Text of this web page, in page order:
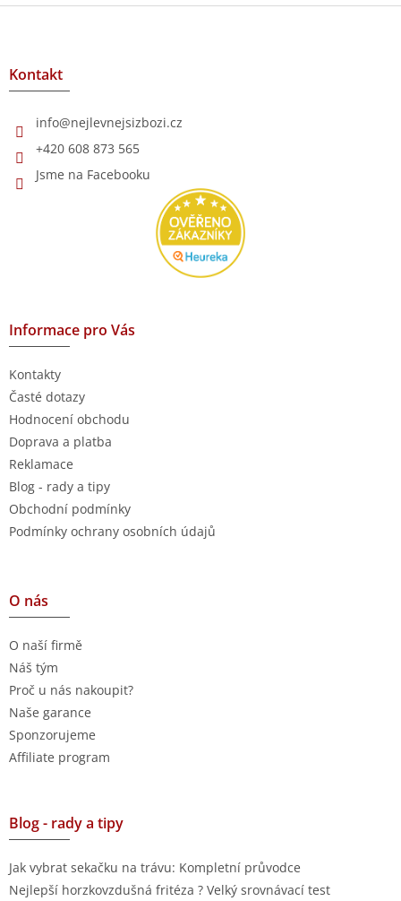
Z
Kontakt
info@nejlevnejsizbozi.cz
+420 608 873 565
Jsme na Facebooku
Informace pro Vás
Kontakty
Časté dotazy
Hodnocení obchodu
Doprava a platba
Reklamace
Blog - rady a tipy
Obchodní podmínky
Podmínky ochrany osobních údajů
O nás
O naší firmě
Náš tým
Proč u nás nakoupit?
Naše garance
Sponzorujeme
Affiliate program
Blog - rady a tipy
Jak vybrat sekačku na trávu: Kompletní průvodce
Nejlepší horzkovzdušná fritéza ? Velký srovnávací test